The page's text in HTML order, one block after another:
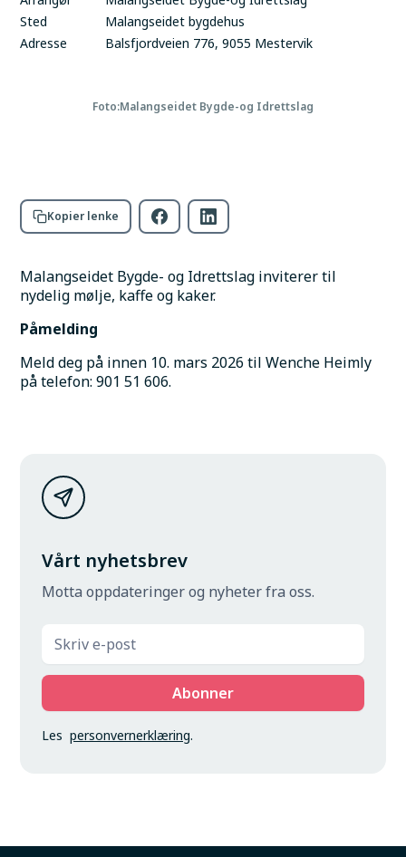
Sted
Malangseidet bygdehus
Adresse
Balsfjordveien 776, 9055 Mestervik
Foto:Malangseidet Bygde-og Idrettslag
Kopier lenke
Malangseidet Bygde- og Idrettslag inviterer til
nydelig mølje, kaffe og kaker.
Påmelding
Meld deg på innen 10. mars 2026 til Wenche Heimly
på telefon: 901 51 606.
Vårt nyhetsbrev
Motta oppdateringer og nyheter fra oss.
Lespersonvernerklæring.